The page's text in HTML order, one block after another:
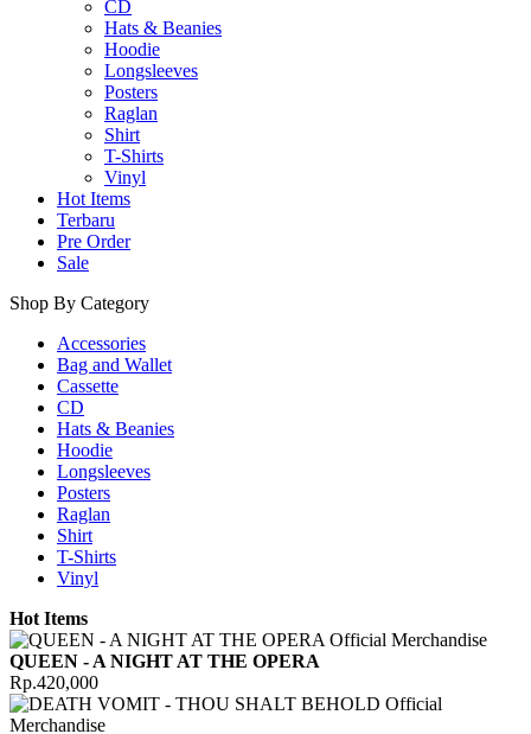
CD
Hats & Beanies
Hoodie
Longsleeves
Posters
Raglan
Shirt
T-Shirts
Vinyl
Hot Items
Terbaru
Pre Order
Sale
Shop By Category
Accessories
Bag and Wallet
Cassette
CD
Hats & Beanies
Hoodie
Longsleeves
Posters
Raglan
Shirt
T-Shirts
Vinyl
Hot Items
QUEEN - A NIGHT AT THE OPERA
Rp.420,000